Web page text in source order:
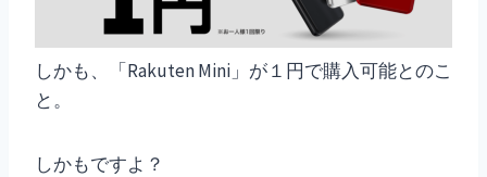
しかも、「Rakuten Mini」が１円で購入可能とのこ
と。
しかもですよ？